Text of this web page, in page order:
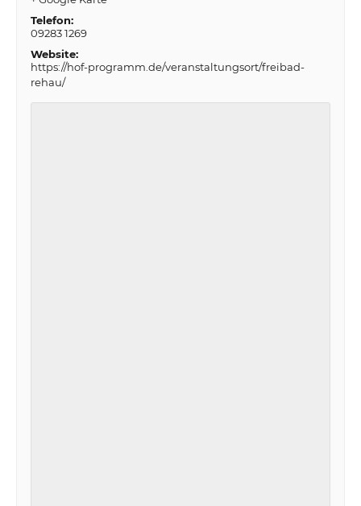
Telefon:
09283 1269
Website:
https://hof-programm.de/veranstaltungsort/freibad-
rehau/